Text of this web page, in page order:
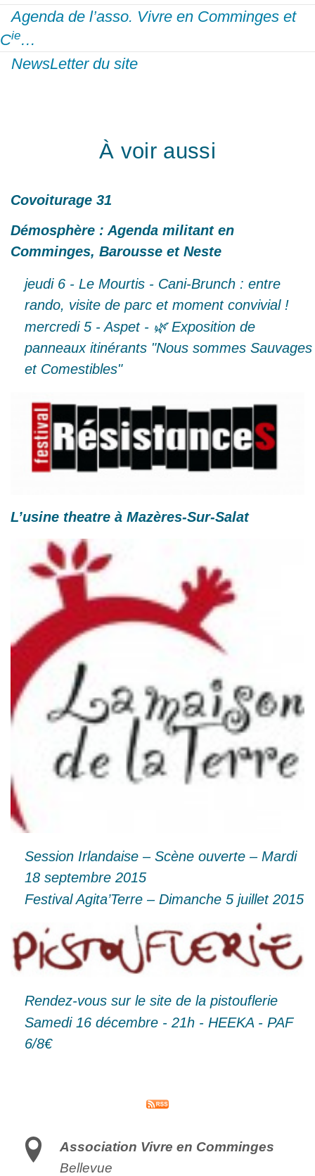
Agenda de l’asso. Vivre en Comminges et
Cie…
NewsLetter du site
À voir aussi
Covoiturage 31
Démosphère : Agenda militant en
Comminges, Barousse et Neste
jeudi 6 - Le Mourtis - Cani-Brunch : entre
rando, visite de parc et moment convivial !
mercredi 5 - Aspet - 🌿 Exposition de
panneaux itinérants "Nous sommes Sauvages
et Comestibles"
L’usine theatre à Mazères-Sur-Salat
Session Irlandaise – Scène ouverte – Mardi
18 septembre 2015
Festival Agita’Terre – Dimanche 5 juillet 2015
Rendez-vous sur le site de la pistouflerie
Samedi 16 décembre - 21h - HEEKA - PAF
6/8€
Association Vivre en Comminges
Bellevue